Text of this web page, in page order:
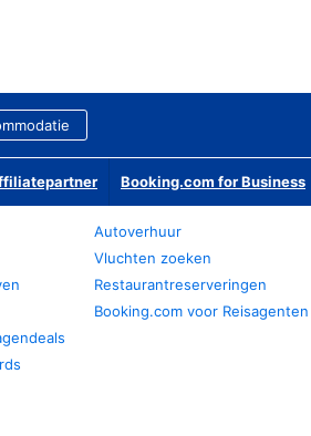
Booking.com for Business
Autoverhuur
Vluchten zoeken
Restaurantreserveringen
Booking.com voor Reisagenten